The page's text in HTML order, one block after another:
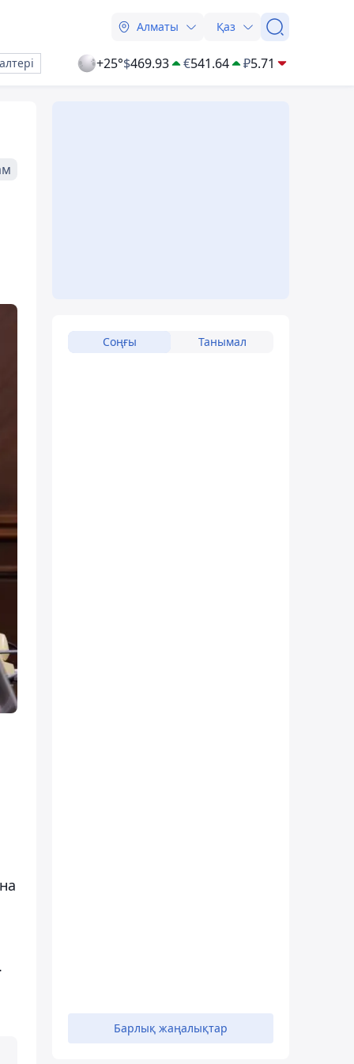
Алматы Қаз
+25°$469.93 €541.64 ₽5.71
Соңғы Танымал
Барлық жаңалықтар